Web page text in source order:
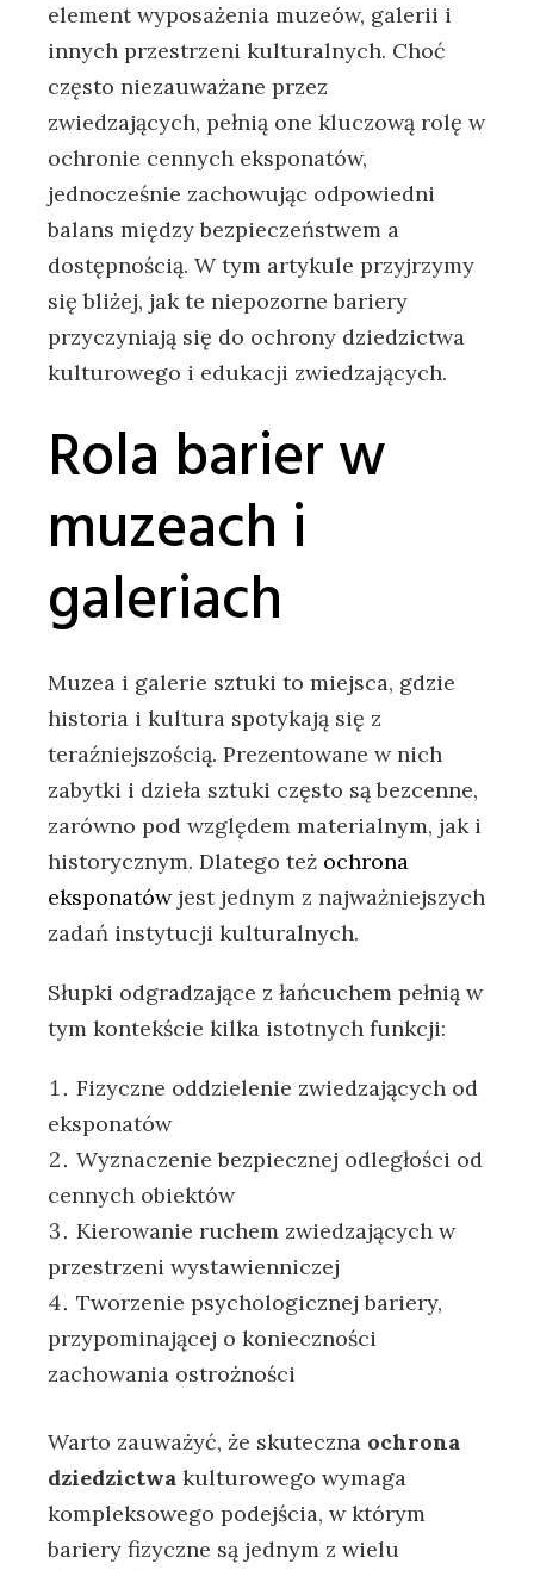
element wyposażenia muzeów, galerii i
innych przestrzeni kulturalnych. Choć
często niezauważane przez
zwiedzających, pełnią one kluczową rolę w
ochronie cennych eksponatów,
jednocześnie zachowując odpowiedni
balans między bezpieczeństwem a
dostępnością. W tym artykule przyjrzymy
się bliżej, jak te niepozorne bariery
przyczyniają się do ochrony dziedzictwa
kulturowego i edukacji zwiedzających.
Rola barier w
muzeach i
galeriach
Muzea i galerie sztuki to miejsca, gdzie
historia i kultura spotykają się z
teraźniejszością. Prezentowane w nich
zabytki i dzieła sztuki często są bezcenne,
zarówno pod względem materialnym, jak i
historycznym. Dlatego też ochrona
eksponatówjest jednym z najważniejszych
zadań instytucji kulturalnych.
Słupki odgradzające z łańcuchem pełnią w
tym kontekście kilka istotnych funkcji:
Fizyczne oddzielenie zwiedzających od
eksponatów
Wyznaczenie bezpiecznej odległości od
cennych obiektów
Kierowanie ruchem zwiedzających w
przestrzeni wystawienniczej
Tworzenie psychologicznej bariery,
przypominającej o konieczności
zachowania ostrożności
Warto zauważyć, że skuteczna ochrona
dziedzictwa kulturowego wymaga
kompleksowego podejścia, w którym
bariery fizyczne są jednym z wielu